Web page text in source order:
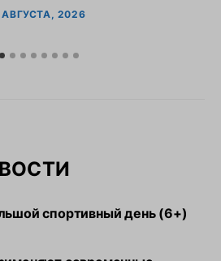
АВГУСТА, 2026
спортивный день (6+)